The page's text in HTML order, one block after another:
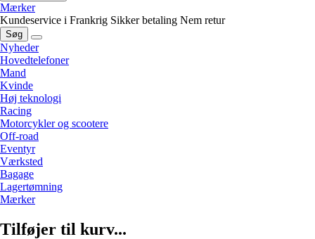
Mærker
Kundeservice i Frankrig Sikker betaling Nem retur
Søg
Nyheder
Hovedtelefoner
Mand
Kvinde
Høj teknologi
Racing
Motorcykler og scootere
Off-road
Eventyr
Værksted
Bagage
Lagertømning
Mærker
Tilføjer til kurv...